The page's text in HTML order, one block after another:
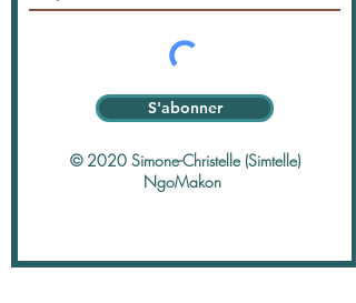
S'abonner
© 2020 Simone-Christelle (Simtelle)
NgoMakon